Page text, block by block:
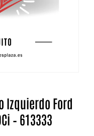
Izquierdo Ford
– 613333